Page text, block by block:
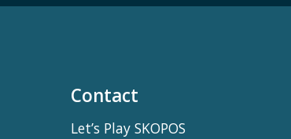
Contact
Let’s Play SKOPOS